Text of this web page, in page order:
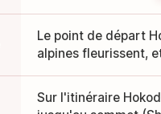
Le point de départ
alpines fleurissent,
Sur l'itinéraire